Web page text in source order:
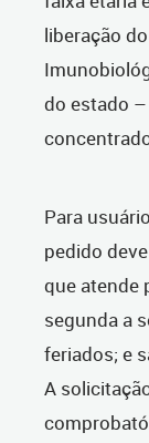
liberação
do estado
Para
pedido
que atende
segunda a
feriados; e
A